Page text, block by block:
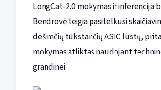
LongCat-2.0 mokymas ir
Bendrovė teigia pasitelkusi
dešimčių tūkstančių ASIC lustų,
mokymas atliktas naudojant
grandinei.